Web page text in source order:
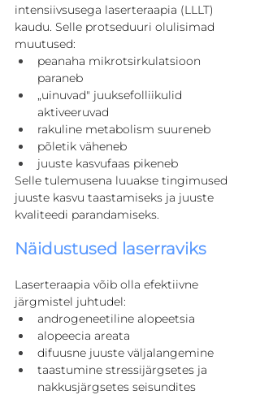
intensiivsusega laserteraapia (LLLT)
kaudu. Selle protseduuri olulisimad
muutused:
peanaha mikrotsirkulatsioon
paraneb
„uinuvad" juuksefolliikulid
aktiveeruvad
rakuline metabolism suureneb
põletik väheneb
juuste kasvufaas pikeneb
Selle tulemusena luuakse tingimused
juuste kasvu taastamiseks ja juuste
kvaliteedi parandamiseks.
Näidustused laserraviks
Laserteraapia võib olla efektiivne
järgmistel juhtudel:
androgeneetiline alopeetsia
alopeecia areata
difuusne juuste väljalangemine
taastumine stressijärgsetes ja
nakkusjärgsetes seisundites